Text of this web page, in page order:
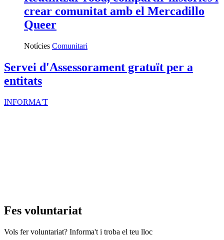
crear comunitat amb el Mercadillo
Queer
Notícies Comunitari
Servei d'Assessorament gratuït per a
entitats
INFORMA'T
Fes voluntariat
Vols fer voluntariat? Informa't i troba el teu lloc